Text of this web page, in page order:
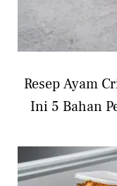
Resep Ayam
Ini 5 Bahan